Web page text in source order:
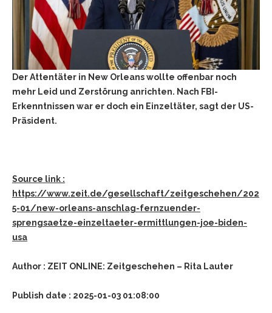
Der Attentäter in New Orleans wollte offenbar noch
mehr Leid und Zerstörung anrichten. Nach FBI-
Erkenntnissen war er doch ein Einzeltäter, sagt der US-
Präsident.
Source link :
https://www.zeit.de/gesellschaft/zeitgeschehen/202
5-01/new-orleans-anschlag-fernzuender-
sprengsaetze-einzeltaeter-ermittlungen-joe-biden-
usa
Author : ZEIT ONLINE: Zeitgeschehen – Rita Lauter
Publish date : 2025-01-03 01:08:00